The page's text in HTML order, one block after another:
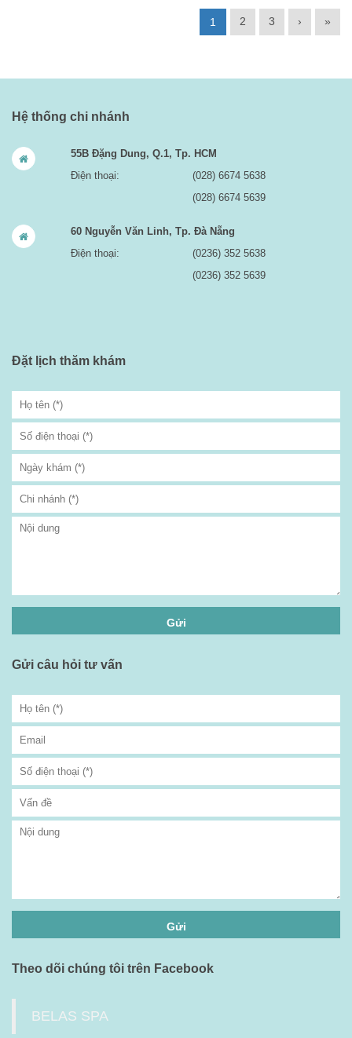
1 2 3 › »
Hệ thống chi nhánh
55B Đặng Dung, Q.1, Tp. HCM
Điện thoại:
(028) 6674 5638
(028) 6674 5639
60 Nguyễn Văn Linh, Tp. Đà Nẵng
Điện thoại:
(0236) 352 5638
(0236) 352 5639
Đặt lịch thăm khám
Gửi câu hỏi tư vấn
Theo dõi chúng tôi trên Facebook
BELAS SPA